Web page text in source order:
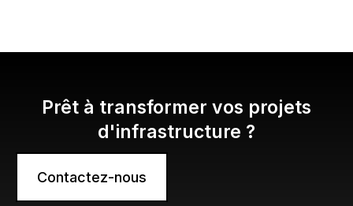
Prêt à transformer vos projets
d'infrastructure ?
Contactez-nous